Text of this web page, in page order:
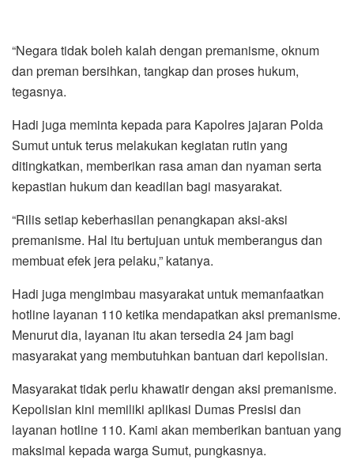
“Negara tidak boleh kalah dengan premanisme, oknum
dan preman bersihkan, tangkap dan proses hukum,
tegasnya.
Hadi juga meminta kepada para Kapolres jajaran Polda
Sumut untuk terus melakukan kegiatan rutin yang
ditingkatkan, memberikan rasa aman dan nyaman serta
kepastian hukum dan keadilan bagi masyarakat.
“Rilis setiap keberhasilan penangkapan aksi-aksi
premanisme. Hal itu bertujuan untuk memberangus dan
membuat efek jera pelaku,” katanya.
Hadi juga mengimbau masyarakat untuk memanfaatkan
hotline layanan 110 ketika mendapatkan aksi premanisme.
Menurut dia, layanan itu akan tersedia 24 jam bagi
masyarakat yang membutuhkan bantuan dari kepolisian.
Masyarakat tidak perlu khawatir dengan aksi premanisme.
Kepolisian kini memiliki aplikasi Dumas Presisi dan
layanan hotline 110. Kami akan memberikan bantuan yang
maksimal kepada warga Sumut, pungkasnya.